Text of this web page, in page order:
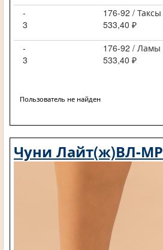
-
176-92 / Таксы
3
533,40 ₽
-
176-92 / Ламы
3
533,40 ₽
Пользователь не найден
Чуни Лайт(ж)ВЛ-МР